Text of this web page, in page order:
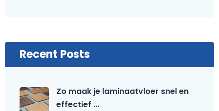
Recent Posts
Zo maak je laminaatvloer snel en
effectief ...